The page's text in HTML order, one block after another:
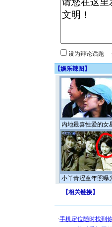
设为辩论话题
【娱乐辣图 】
内地最喜性爱的女
小丫青涩童年照曝
【相关链接】